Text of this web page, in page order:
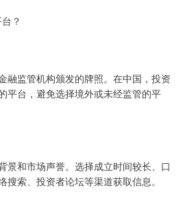
？
融监管机构颁发的牌照。在中国，投资
平台，避免选择境外或未经监管的平
景和市场声誉。选择成立时间较长、口
索、投资者论坛等渠道获取信息。